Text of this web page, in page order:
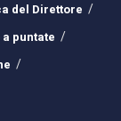
del Direttore
puntate